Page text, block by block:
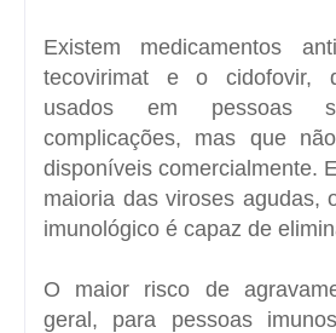
Existem medicamentos
tecovirimat e o cidofovir,
usados em pessoas
complicações, mas que
disponíveis comercialmente.
maioria das viroses agudas,
imunológico é capaz de
O maior risco de
geral, para pessoas